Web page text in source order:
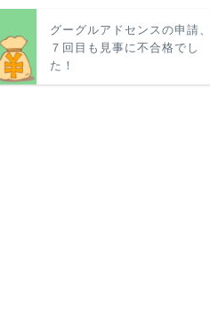
グーグルアドセンスの申請
７回目も見事に不合格でし
た！